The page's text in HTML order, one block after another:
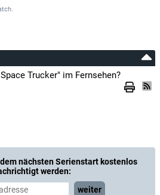
Trucker" im Fernsehen?
nächsten Serienstart kostenlos
werden:
weiter